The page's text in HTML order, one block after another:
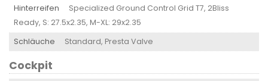
Hinterreifen
Specialized Ground Control Grid T7, 2Bliss
Ready, S: 27.5x2.35, M-XL: 29x2.35
Schläuche
Standard, Presta Valve
Cockpit